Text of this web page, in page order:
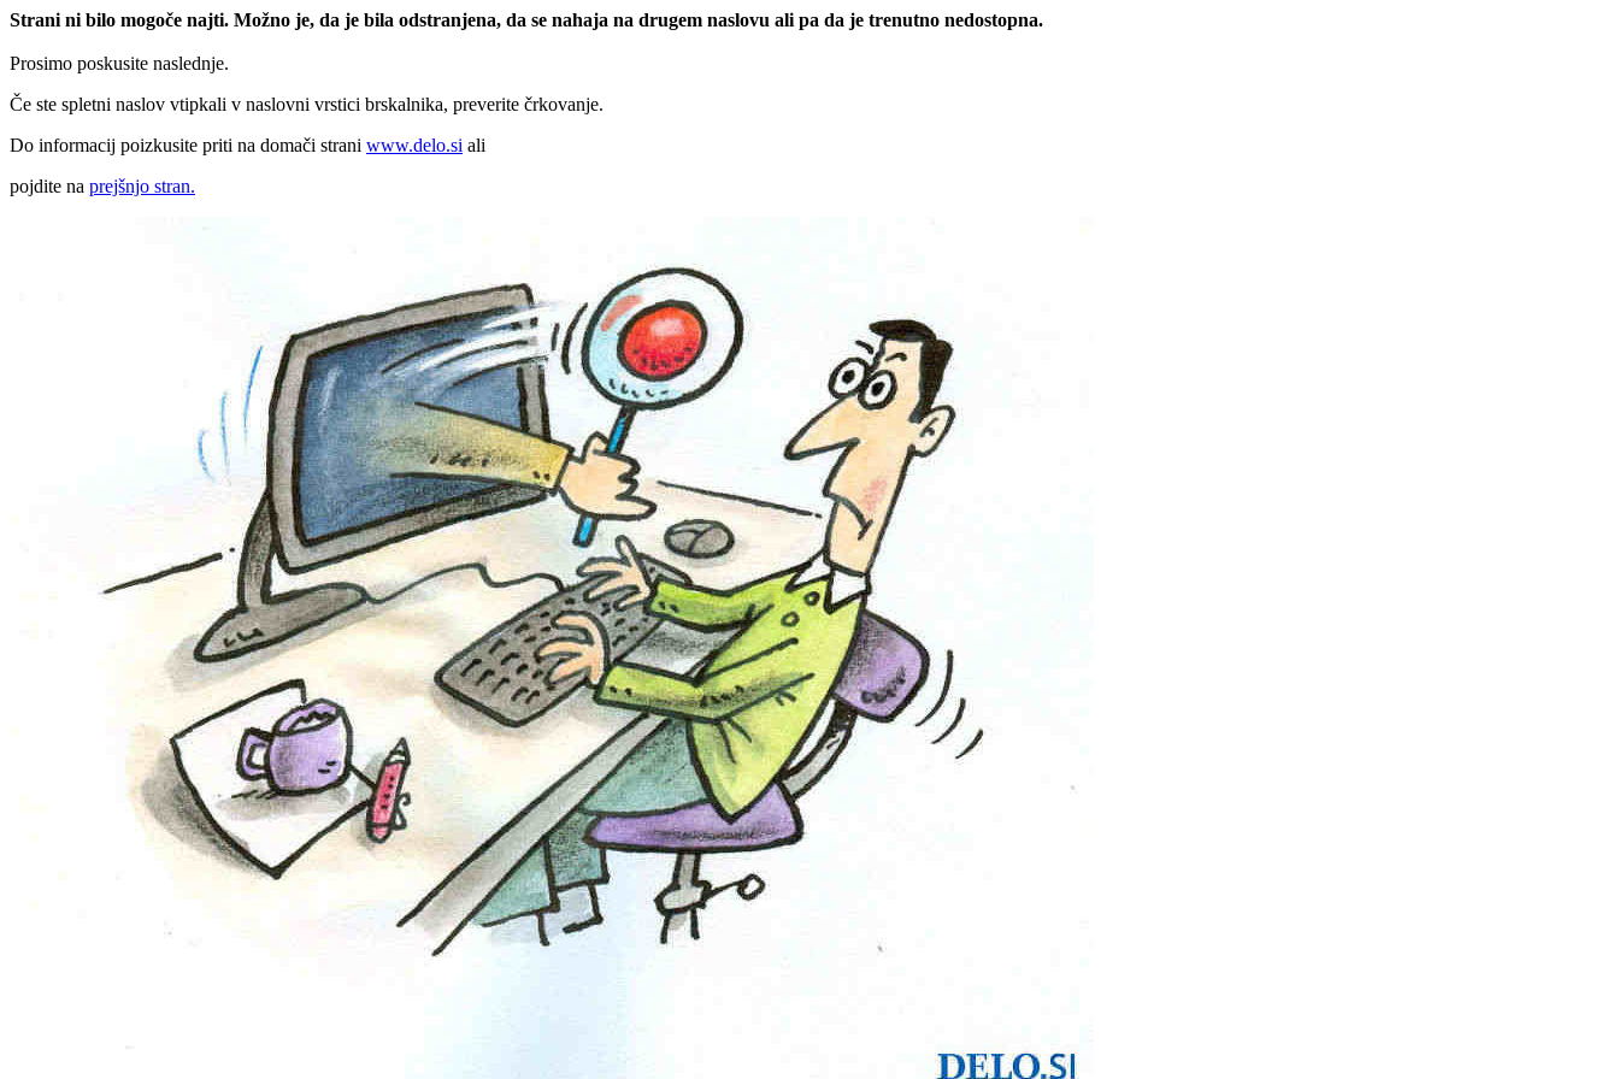
Strani ni bilo mogoče najti. Možno je, da je bila odstranjena, da se nahaja na drugem naslovu ali pa da je trenutno nedostopna.
Prosimo poskusite naslednje.
Če ste spletni naslov vtipkali v naslovni vrstici brskalnika, preverite črkovanje.
Do informacij poizkusite priti na domači strani www.delo.si ali
pojdite na prejšnjo stran.